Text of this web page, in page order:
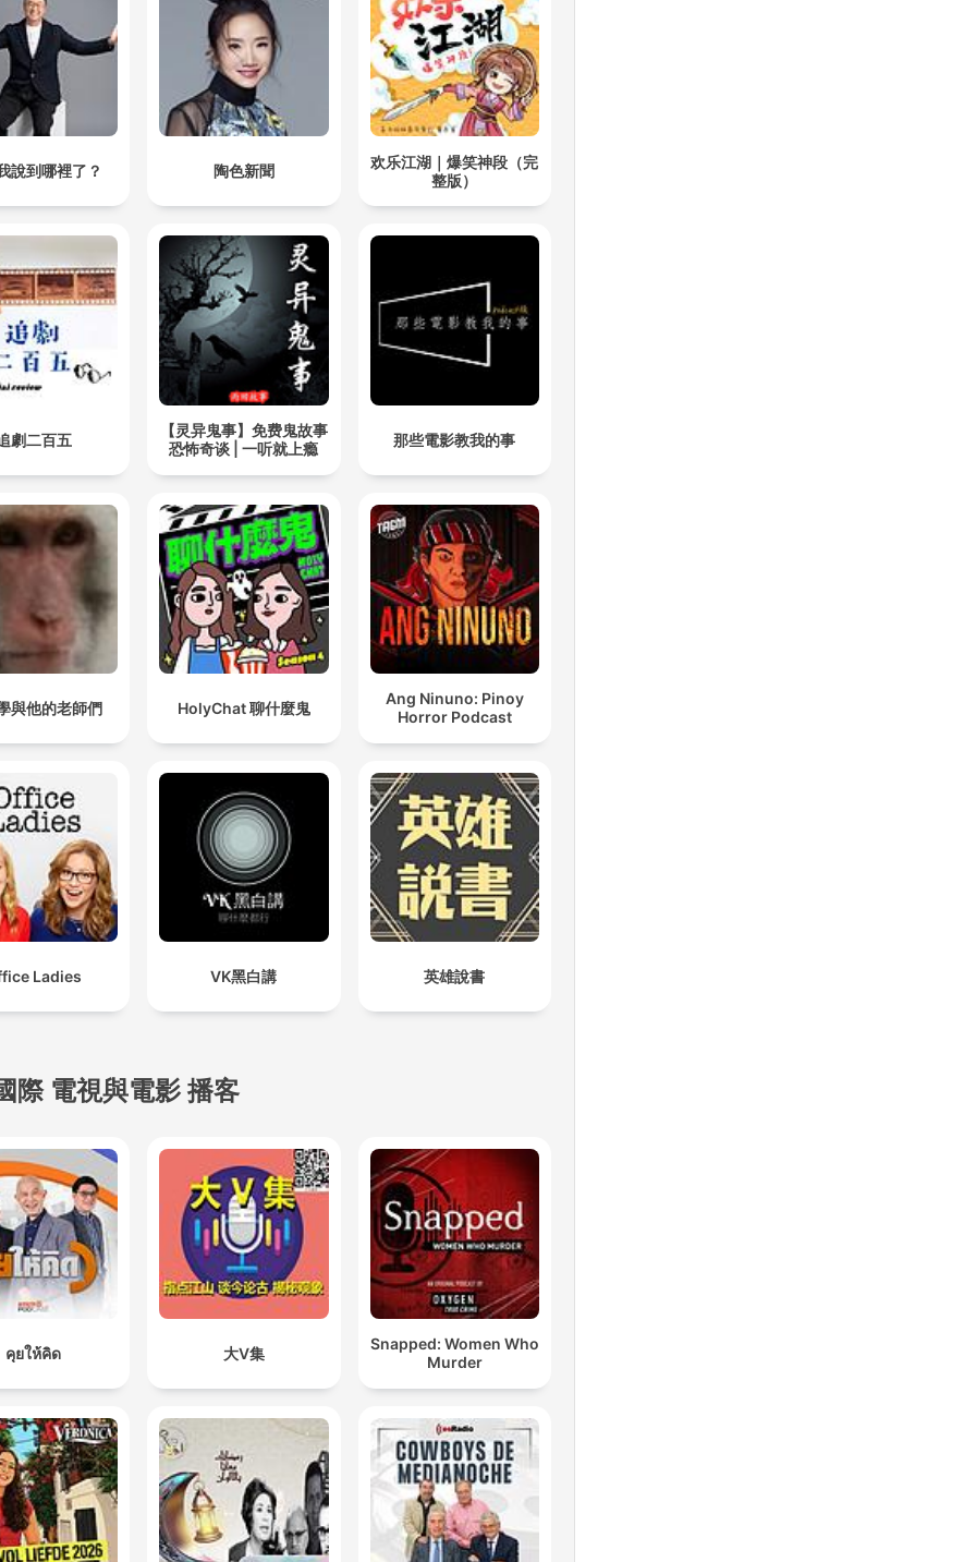
說到哪裡了？ 陶色新聞
欢乐江湖｜爆笑神段（完
整版）
劇二百五
【灵异鬼事】免费鬼故事
恐怖奇谈 | 一听就上瘾
那些電影教我的事
與他的老師們 HolyChat 聊什麼鬼
Ang Ninuno: Pinoy
Horror Podcast
Ladies VK黑白講 英雄說書
際 電視與電影 播客
คุยให้คิด 大V集
Snapped: Women Who
Murder